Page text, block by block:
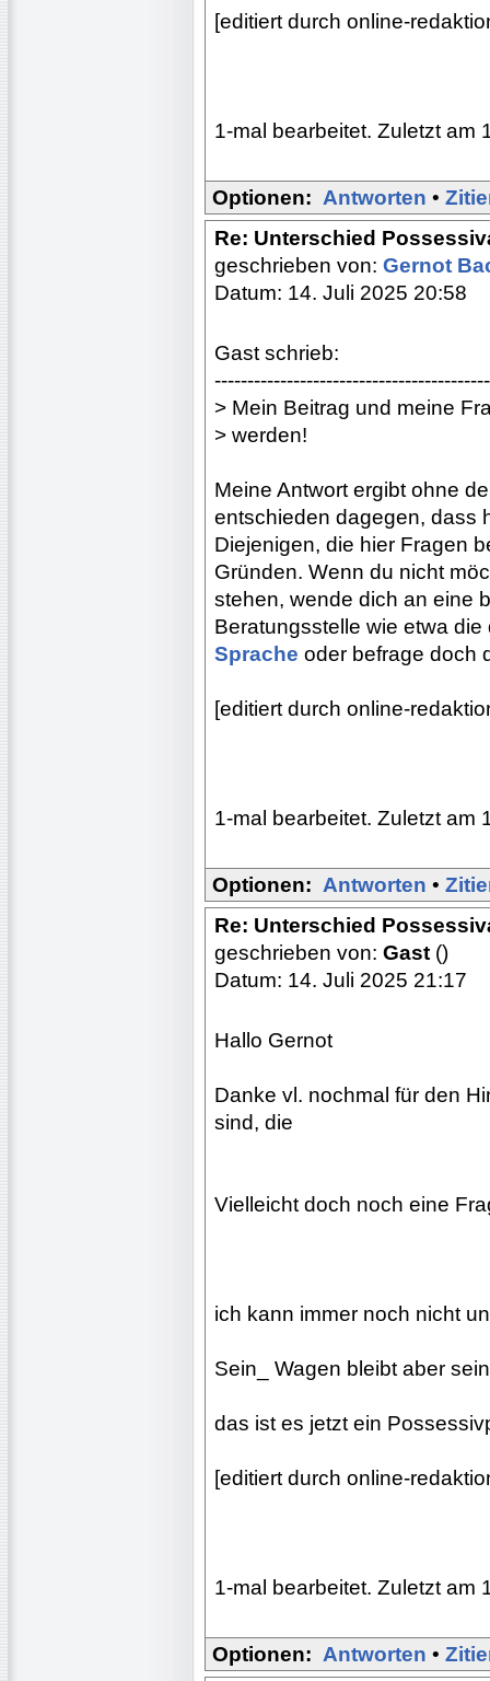
[editiert durch online-
1-mal bearbeitet. Zuletzt am
Optionen: Antworten •
Re: Unterschied
geschrieben von: Gernot
Datum: 14. Juli 2025 20:58
Gast schrieb:
> Mein Beitrag und meine
> werden!
Meine Antwort ergibt ohne
entschieden dagegen, dass
Diejenigen, die hier Fragen
Gründen. Wenn du nicht
stehen, wende dich an eine
Beratungsstelle wie etwa
Sprache oder befrage doch
[editiert durch online-
1-mal bearbeitet. Zuletzt am
Optionen: Antworten •
Re: Unterschied
geschrieben von: Gast ()
Datum: 14. Juli 2025 21:17
Hallo Gernot
Danke vl. nochmal für den
sind, die
Vielleicht doch noch eine
ich kann immer noch nicht
Sein_ Wagen bleibt aber sein
das ist es jetzt ein
[editiert durch online-
1-mal bearbeitet. Zuletzt am
Optionen: Antworten •